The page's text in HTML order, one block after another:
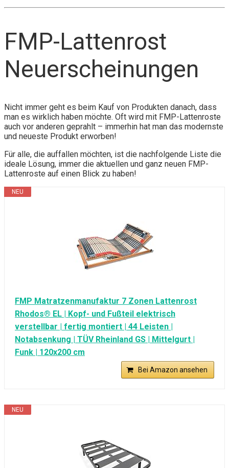
FMP-Lattenrost
Neuerscheinungen
Nicht immer geht es beim Kauf von Produkten danach, dass
man es wirklich haben möchte. Oft wird mit FMP-Lattenroste
auch vor anderen geprahlt – immerhin hat man das modernste
und neueste Produkt erworben!
Für alle, die auffallen möchten, ist die nachfolgende Liste die
ideale Lösung, immer die aktuellen und ganz neuen FMP-
Lattenroste auf einen Blick zu haben!
NEU
FMP Matratzenmanufaktur 7 Zonen Lattenrost
Rhodos® EL | Kopf- und Fußteil elektrisch
verstellbar | fertig montiert | 44 Leisten |
Notabsenkung | TÜV Rheinland GS | Mittelgurt |
Funk | 120x200 cm
Bei Amazon ansehen
NEU